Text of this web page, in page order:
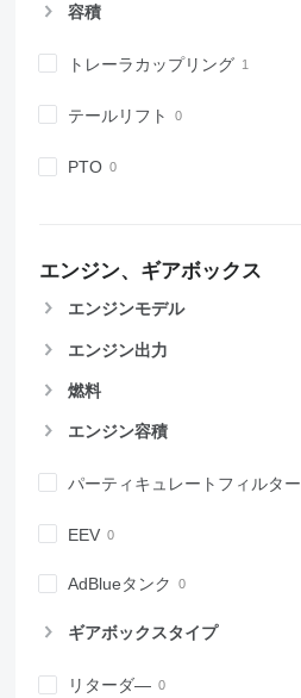
容積
トレーラカップリング
テールリフト
PTO
エンジン、ギアボックス
エンジンモデル
エンジン出力
燃料
エンジン容積
パーティキュレートフィルター
EEV
AdBlueタンク
ギアボックスタイプ
リターダ―